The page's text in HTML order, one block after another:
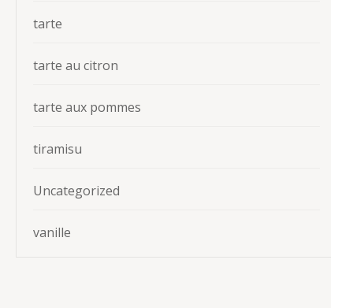
tarte
tarte au citron
tarte aux pommes
tiramisu
Uncategorized
vanille